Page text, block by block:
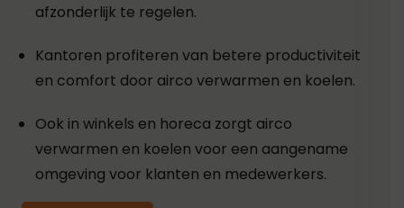
afzonderlijk te regelen.
Kantoren profiteren van betere productiviteit
en comfort door airco verwarmen en koelen.
Ook in winkels en horeca zorgt airco
verwarmen en koelen voor een aangename
omgeving voor klanten en medewerkers.